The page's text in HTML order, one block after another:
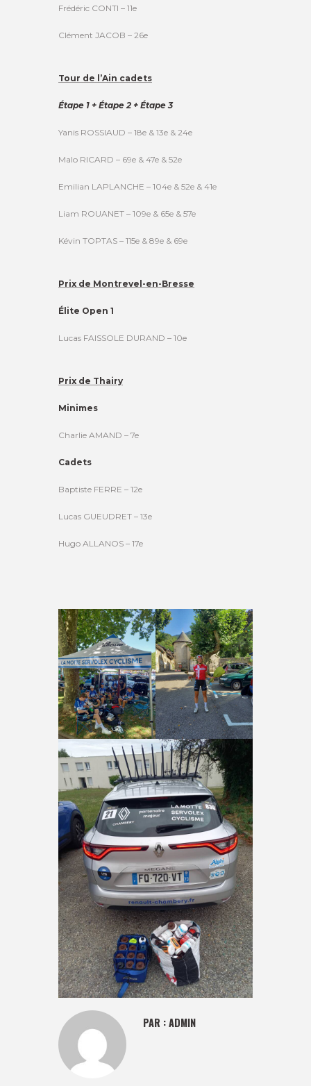
Frédéric CONTI – 11e
Clément JACOB – 26e
Tour de l’Ain cadets
Étape 1 + Étape 2 + Étape 3
Yanis ROSSIAUD – 18e & 13e & 24e
Malo RICARD – 69e & 47e & 52e
Emilian LAPLANCHE – 104e & 52e & 41e
Liam ROUANET – 109e & 65e & 57e
Kévin TOPTAS – 115e & 89e & 69e
Prix de Montrevel-en-Bresse
Élite Open 1
Lucas FAISSOLE DURAND – 10e
Prix de Thairy
Minimes
Charlie AMAND – 7e
Cadets
Baptiste FERRE – 12e
Lucas GUEUDRET – 13e
Hugo ALLANOS – 17e
PAR :ADMIN